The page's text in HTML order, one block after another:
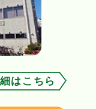
はこちら